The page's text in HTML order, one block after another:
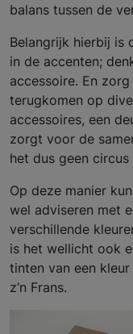
balans tussen de
Belangrijk hierbij is
in de accenten;
accessoire. En
terugkomen op
accessoires, een
zorgt voor de
het dus geen
Op deze manier
wel adviseren met
verschillende
is het wellicht ook
tinten van een
z’n Frans.